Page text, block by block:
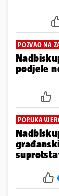
POZVAO NA
podjele
PORUKA